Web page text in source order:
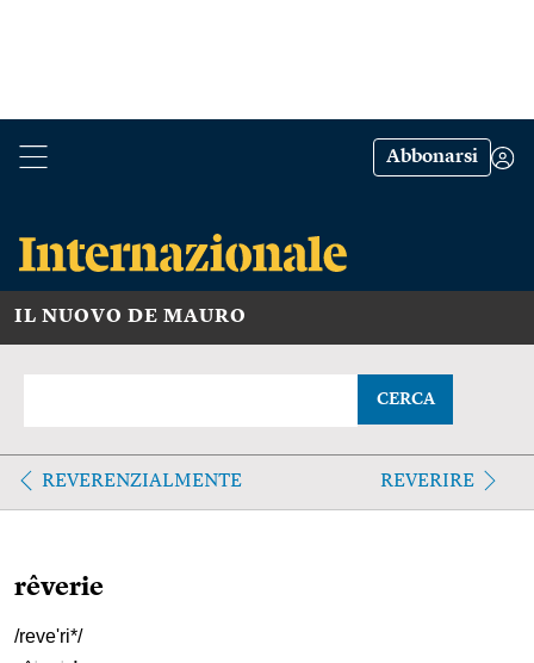
Abbonarsi
IL NUOVO DE MAURO
CERCA
REVERENZIALMENTE REVERIRE
rêverie
/reve'ri*/